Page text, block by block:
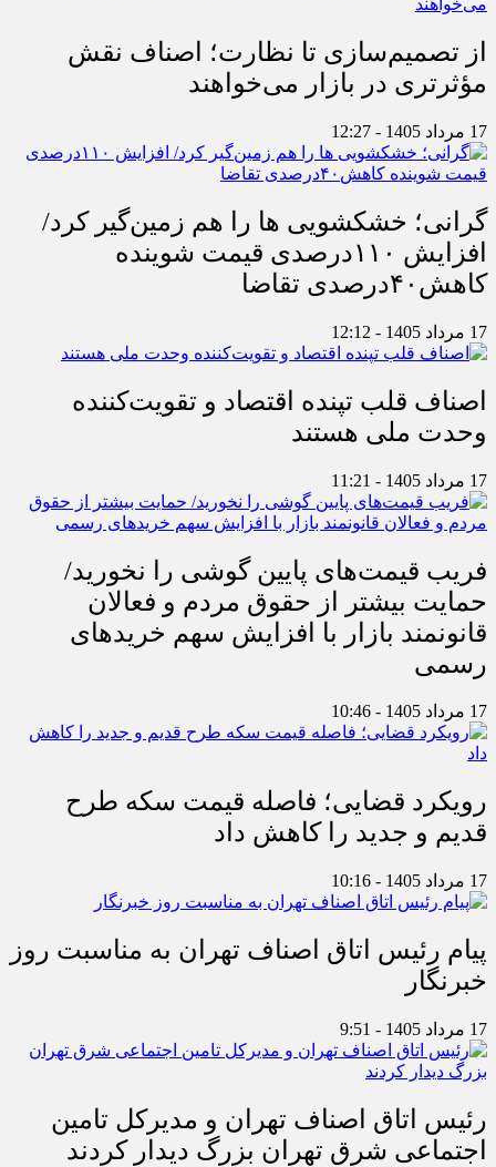
از تصمیم‌سازی تا نظارت؛ اصناف نقش
مؤثرتری در بازار می‌خواهند
17 مرداد 1405 - 12:27
گرانی؛ خشکشویی‌ ها را هم زمین‌گیر کرد/
افزایش ۱۱۰درصدی قیمت شوینده
کاهش۴۰درصدی تقاضا
17 مرداد 1405 - 12:12
اصناف قلب تپنده اقتصاد و تقویت‌کننده
وحدت ملی هستند
17 مرداد 1405 - 11:21
فریب قیمت‌های پایین گوشی را نخورید/
حمایت بیشتر از حقوق مردم و فعالان
قانونمند بازار با افزایش سهم خریدهای
رسمی
17 مرداد 1405 - 10:46
رویکرد قضایی؛ فاصله قیمت سکه طرح
قدیم و جدید را کاهش داد
17 مرداد 1405 - 10:16
پیام رئیس اتاق اصناف تهران به مناسبت روز
خبرنگار
17 مرداد 1405 - 9:51
رئیس اتاق اصناف تهران و مدیرکل تامین
اجتماعی شرق تهران بزرگ دیدار کردند